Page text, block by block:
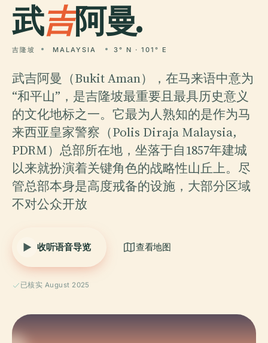
武吉阿曼.
吉隆坡 MALAYSIA 3° N · 101° E
武吉阿曼（Bukit Aman），在马来语中意为
“和平山”，是吉隆坡最重要且最具历史意义
的文化地标之一。它最为人熟知的是作为马
来西亚皇家警察（Polis Diraja Malaysia,
PDRM）总部所在地，坐落于自1857年建城
以来就扮演着关键角色的战略性山丘上。尽
管总部本身是高度戒备的设施，大部分区域
不对公众开放
收听语音导览 查看地图
已核实 August 2025